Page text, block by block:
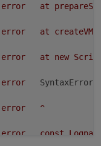
error at
error at createVM
error at new
error
SyntaxError:
error
^
error const